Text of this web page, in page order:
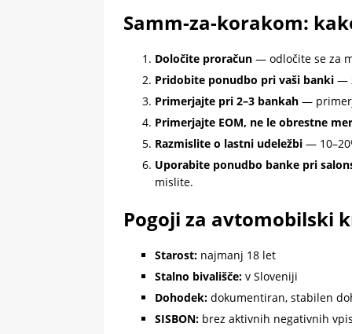
Samm-za-korakom:
Določite proračun — odločite se za
Pridobite ponudbo pri vaši banki —
Primerjajte pri 2–3 bankah —
Primerjajte EOM, ne le obrestne
Razmislite o lastni udeležbi —
Uporabite ponudbo banke pri
mislite.
Pogoji za avtomobilski
Starost: najmanj 18 let
Stalno bivališče: v Sloveniji
Dohodek: dokumentiran, stabilen
SISBON: brez aktivnih negativnih